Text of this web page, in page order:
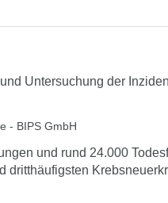
Untersuchung der
- BIPS GmbH
und rund 24.000
dritthäufigsten